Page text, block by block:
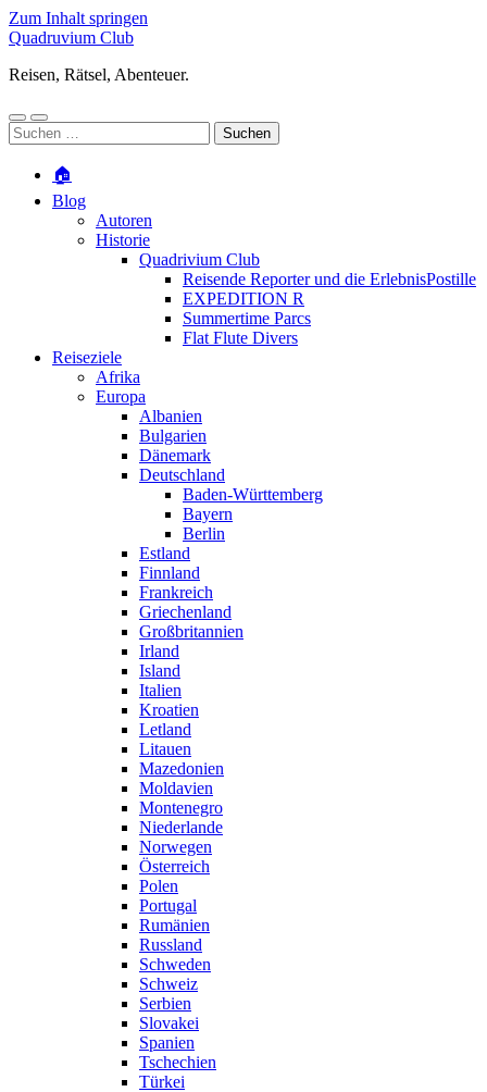
Zum Inhalt springen
Quadruvium Club
Reisen, Rätsel, Abenteuer.
Mobile-
Menü
Suchfeld
ein-/ausblenden
Suchen
nach:
🏠
Blog
Autoren
Historie
Quadrivium Club
Reisende Reporter und die ErlebnisPostille
EXPEDITION R
Summertime Parcs
Flat Flute Divers
Reiseziele
Afrika
Europa
Albanien
Bulgarien
Dänemark
Deutschland
Baden-Württemberg
Bayern
Berlin
Estland
Finnland
Frankreich
Griechenland
Großbritannien
Irland
Island
Italien
Kroatien
Letland
Litauen
Mazedonien
Moldavien
Montenegro
Niederlande
Norwegen
Österreich
Polen
Portugal
Rumänien
Russland
Schweden
Schweiz
Serbien
Slovakei
Spanien
Tschechien
Türkei